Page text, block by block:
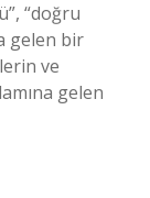
“doğru
gelen bir
ve
gelen